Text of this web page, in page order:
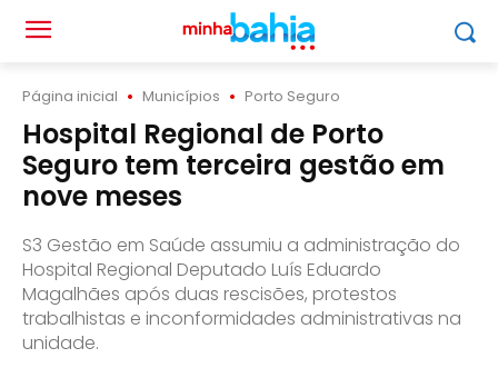
Página inicial Municípios Porto Seguro
Hospital Regional de Porto
Seguro tem terceira gestão em
nove meses
S3 Gestão em Saúde assumiu a administração do
Hospital Regional Deputado Luís Eduardo
Magalhães após duas rescisões, protestos
trabalhistas e inconformidades administrativas na
unidade.